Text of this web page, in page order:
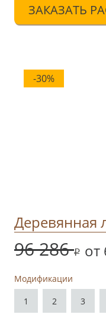
ЗАКАЗАТЬ
-30%
Деревянная
96 286 от
Модификации
1
2 3